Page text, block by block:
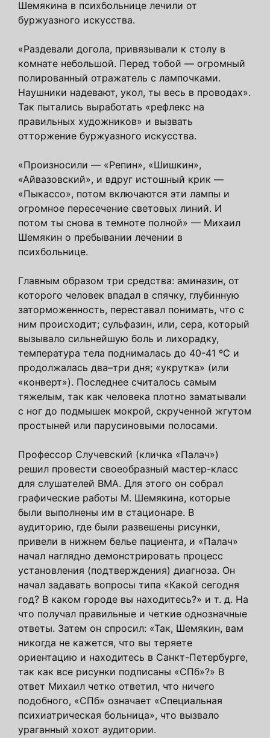
Шемякина в психбольнице лечили от
буржуазного искусства.
«Раздевали догола, привязывали к столу в
комнате небольшой. Перед тобой — огромный
полированный отражатель с лампочками.
Наушники надевают, укол, ты весь в проводах».
Так пытались выработать «рефлекс на
правильных художников» и вызвать
отторжение буржуазного искусства.
«Произносили — «Репин», «Шишкин»,
«Айвазовский», и вдруг истошный крик —
«Пыкассо», потом включаются эти лампы и
огромное пересечение световых линий. И
потом ты снова в темноте полной» — Михаил
Шемякин о пребывании лечении в
психбольнице.
Главным образом три средства: аминазин, от
которого человек впадал в спячку, глубинную
заторможенность, переставал понимать, что с
ним происходит; сульфазин, или, сера, который
вызывало сильнейшую боль и лихорадку,
температура тела поднималась до 40-41 ºС и
продолжалась два–три дня; «укрутка» (или
«конверт»). Последнее считалось самым
тяжелым, так как человека плотно заматывали
с ног до подмышек мокрой, скрученной жгутом
простыней или парусиновыми полосами.
Профессор Случевский (кличка «Палач»)
решил провести своеобразный мастер-класс
для слушателей ВМА. Для этого он собрал
графические работы М. Шемякина, которые
были выполнены им в стационаре. В
аудиторию, где были развешены рисунки,
привели в нижнем белье пациента, и «Палач»
начал наглядно демонстрировать процесс
установления (подтверждения) диагноза. Он
начал задавать вопросы типа «Какой сегодня
год? В каком городе вы находитесь?» и т. д. На
что получал правильные и четкие однозначные
ответы. Затем он спросил: «Так, Шемякин, вам
никогда не кажется, что вы теряете
ориентацию и находитесь в Санкт-Петербурге,
так как все рисунки подписаны «СПб»?» В
ответ Михаил четко ответил, что ничего
подобного, «СПб» означает «Специальная
психиатрическая больница», что вызвало
ураганный хохот аудитории.